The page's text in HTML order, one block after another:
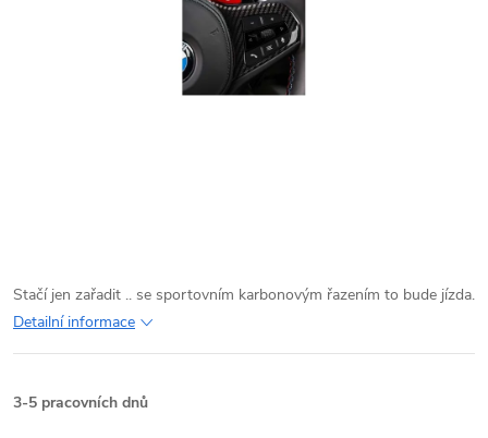
Stačí jen zařadit .. se sportovním karbonovým řazením to bude jízda.
Detailní informace
3-5 pracovních dnů